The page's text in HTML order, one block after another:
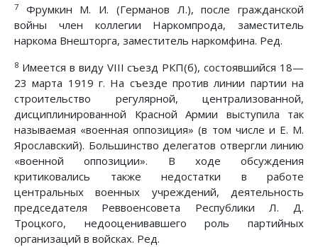
7
Фрумкин М. И. (Германов Л.), после гражданской
войны член коллегии Наркомпрода, заместитель
наркома Внешторга, заместитель наркомфина. Ред.
8 Имеется в виду VIII съезд РКП(б), состоявшийся 18—
23 марта 1919 г. На съезде против линии партии на
строительство регулярной, централизованной,
дисциплинированной Красной Армии выступила так
называемая «военная оппозиция» (в том числе и Е. M.
Ярославский). Большинство делегатов отвергли линию
«военной оппозиции». В ходе обсуждения
критиковались также недостатки в работе
центральных военных учреждений, деятельность
председателя Реввоенсовета Республики Л. Д.
Троцкого, недооценивавшего роль партийных
организаций в войсках. Ред.